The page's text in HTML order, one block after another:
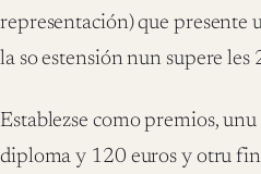
representación) que presente
la so estensión nun supere les
Establezse como premios,
diploma y 120 euros y otru